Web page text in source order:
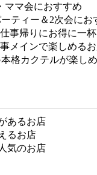
ママ会におすすめ
ティー＆2次会にお
事帰りにお得に一杯
メインで楽しめる
格カクテルが楽し
あるお店
るお店
気のお店